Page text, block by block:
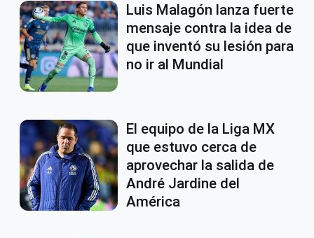
Luis Malagón lanza fuerte
mensaje contra la idea de
que inventó su lesión para
no ir al Mundial
El equipo de la Liga MX
que estuvo cerca de
aprovechar la salida de
André Jardine del
América